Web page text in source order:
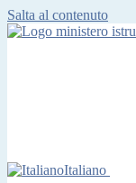
Salta al contenuto
Italiano